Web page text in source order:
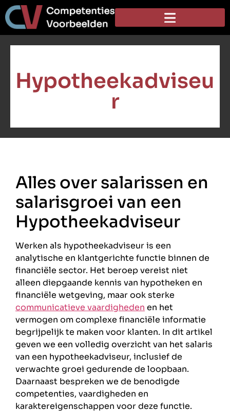
Hypotheekadviseu
r
Alles over salarissen en
salarisgroei van een
Hypotheekadviseur
Werken als hypotheekadviseur is een
analytische en klantgerichte functie binnen de
financiële sector. Het beroep vereist niet
alleen diepgaande kennis van hypotheken en
financiële wetgeving, maar ook sterke
communicatieve vaardigheden en het
vermogen om complexe financiële informatie
begrijpelijk te maken voor klanten. In dit artikel
geven we een volledig overzicht van het salaris
van een hypotheekadviseur, inclusief de
verwachte groei gedurende de loopbaan.
Daarnaast bespreken we de benodigde
competenties, vaardigheden en
karaktereigenschappen voor deze functie.